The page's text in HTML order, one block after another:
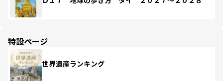
特設ページ
世界遺産ランキング